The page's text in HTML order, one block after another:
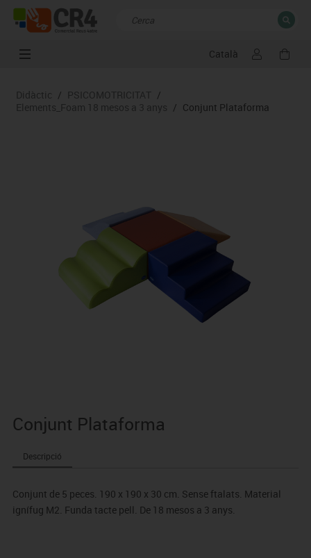
Català
Resultats de la recerca TANCAR
Didàctic / PSICOMOTRICITAT /
Elements_Foam 18 mesos a 3 anys / Conjunt Plataforma
Conjunt Plataforma
Descripció
Conjunt de 5 peces. 190 x 190 x 30 cm. Sense ftalats. Material
ignífug M2. Funda tacte pell. De 18 mesos a 3 anys.